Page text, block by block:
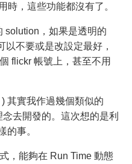
時，這些功能都沒有了。
solution，如果是透明的
以不要或是改設定最好，
flickr 帳號上，甚至不用
其實我作過幾個類似的
念去開發的。這次想的是利
的事。
，能夠在 Run Time 動態